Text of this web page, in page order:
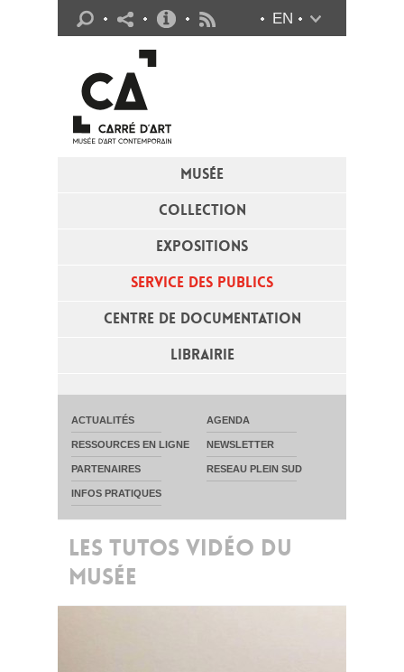
MUSÉE
COLLECTION
EXPOSITIONS
SERVICE DES PUBLICS
CENTRE DE DOCUMENTATION
LIBRAIRIE
EN
ACTUALITÉS AGENDA
RESSOURCES EN LIGNE NEWSLETTER
PARTENAIRES RESEAU PLEIN SUD
INFOS PRATIQUES
Infos pratiques
LES TUTOS VIDÉO DU
MUSÉE